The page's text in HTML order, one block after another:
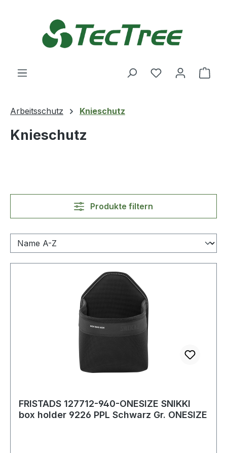
Du hast 0
Arbeitsschutz Knieschutz
Knieschutz
Produkte filtern
FRISTADS 127712-940-ONESIZE SNIKKI
box holder 9226 PPL Schwarz Gr. ONESIZE